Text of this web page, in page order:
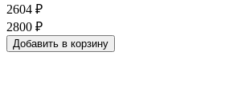
2604 ₽
2800 ₽
Добавить в корзину